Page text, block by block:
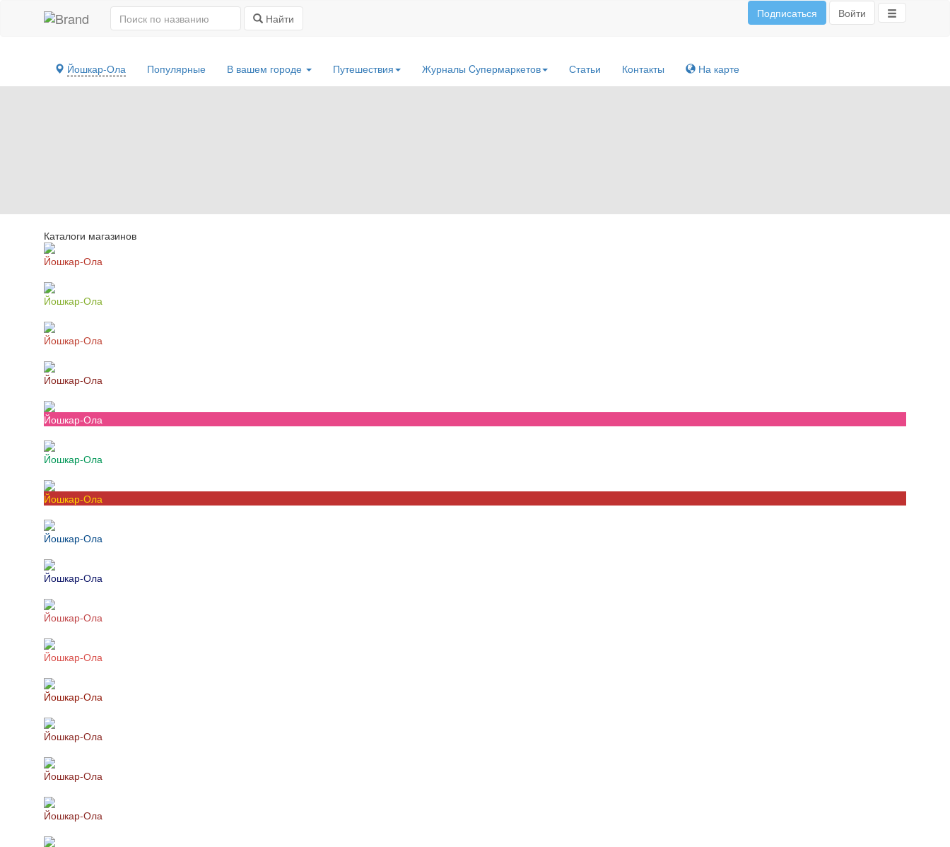
Найти Подписаться Войти
Йошкар-Ола Популярные В вашем городе Путешествия Журналы Cупермаркетов Статьи Контакты На карте
Каталоги магазинов
Йошкар-Ола
Йошкар-Ола
Йошкар-Ола
Йошкар-Ола
Йошкар-Ола
Йошкар-Ола
Йошкар-Ола
Йошкар-Ола
Йошкар-Ола
Йошкар-Ола
Йошкар-Ола
Йошкар-Ола
Йошкар-Ола
Йошкар-Ола
Йошкар-Ола